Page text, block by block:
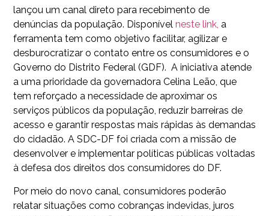
lançou um canal direto para recebimento de
denúncias da população. Disponível neste link, a
ferramenta tem como objetivo facilitar, agilizar e
desburocratizar o contato entre os consumidores e o
Governo do Distrito Federal (GDF). A iniciativa atende
a uma prioridade da governadora Celina Leão, que
tem reforçado a necessidade de aproximar os
serviços públicos da população, reduzir barreiras de
acesso e garantir respostas mais rápidas às demandas
do cidadão. A SDC-DF foi criada com a missão de
desenvolver e implementar políticas públicas voltadas
à defesa dos direitos dos consumidores do DF.
Por meio do novo canal, consumidores poderão
relatar situações como cobranças indevidas, juros